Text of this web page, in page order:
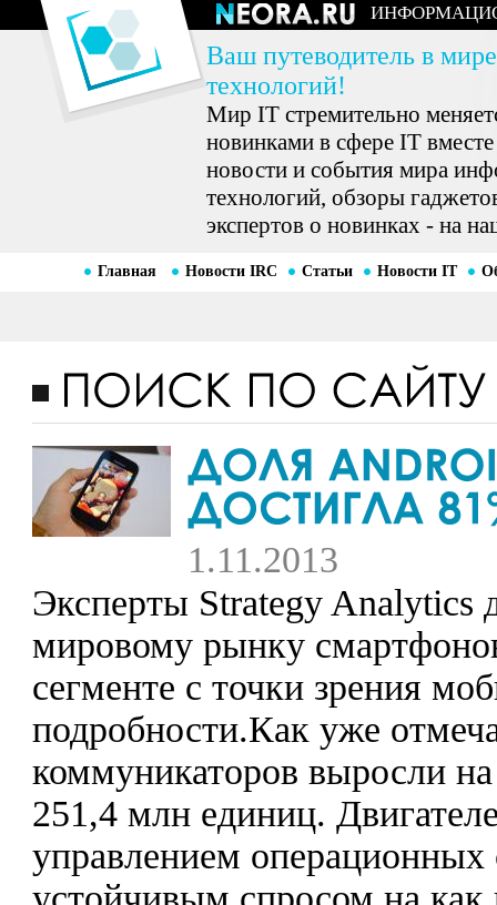
Ваш путеводитель в
технологий!
Мир IT стремительно
новинками в сфере IT
новости и события мира
технологий, обзоры
экспертов о новинках - на
Главная Новости IRC Статьи Новости IT
1.11.2013
Эксперты Strategy Analytics
мировому рынку
сегменте с точки зрения
подробности.Как уже
коммуникаторов выросли
251,4 млн единиц.
управлением